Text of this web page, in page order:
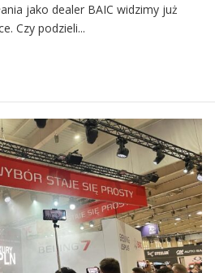
jako dealer BAIC widzimy już
Czy podzieli...